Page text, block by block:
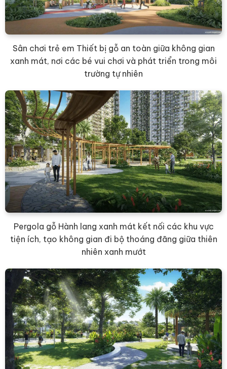
Sân chơi trẻ em Thiết bị gỗ an toàn giữa không gian
xanh mát, nơi các bé vui chơi và phát triển trong môi
trường tự nhiên
Pergola gỗ Hành lang xanh mát kết nối các khu vực
tiện ích, tạo không gian đi bộ thoáng đãng giữa thiên
nhiên xanh mướt